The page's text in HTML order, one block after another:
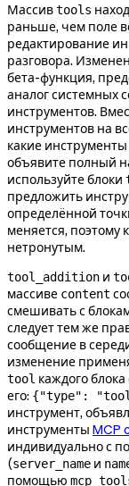
Массивtools
раньше, чем поле
редактирование
разговора.
бета-функция,
аналог системных
инструментов.
инструментов на
какие
объявите полный
используйте блоки
предложить
определённой
меняется, поэтому
нетронутым.
tool_addition и
массиве content
смешивать с
следует тем же
сообщение в
изменение
tool каждого
его: {"type":
инструмент,
инструменты MCP
индивидуально с
(server_name и
помощью